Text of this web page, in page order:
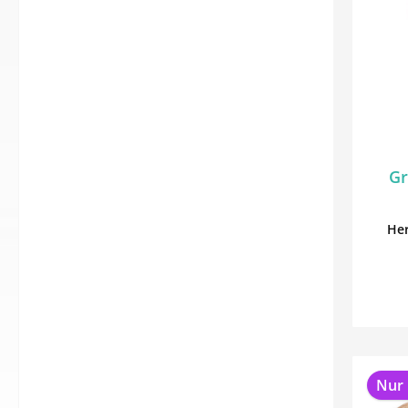
Nur